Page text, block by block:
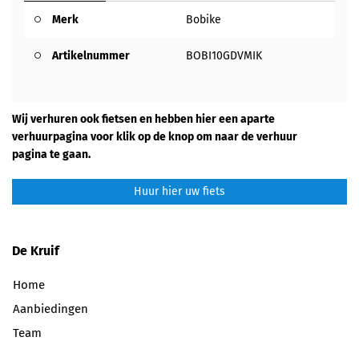
Merk Bobike
Artikelnummer BOBI10GDVMIK
Wij verhuren ook fietsen en hebben hier een aparte
verhuurpagina voor klik op de knop om naar de verhuur
pagina te gaan.
Huur hier uw fiets
De Kruif
Home
Aanbiedingen
Team